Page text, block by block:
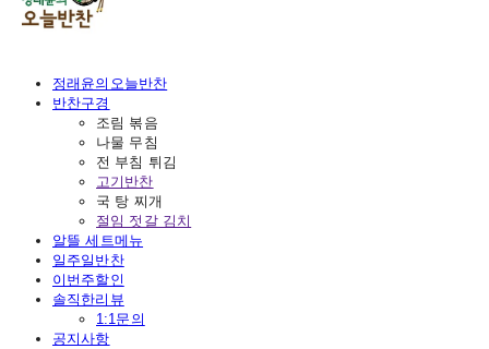
정래윤의오늘반찬
반찬구경
조림 볶음
나물 무침
전 부침 튀김
고기반찬
국 탕 찌개
절임 젓갈 김치
알뜰 세트메뉴
일주일반찬
이번주할인
솔직한리뷰
1:1문의
공지사항